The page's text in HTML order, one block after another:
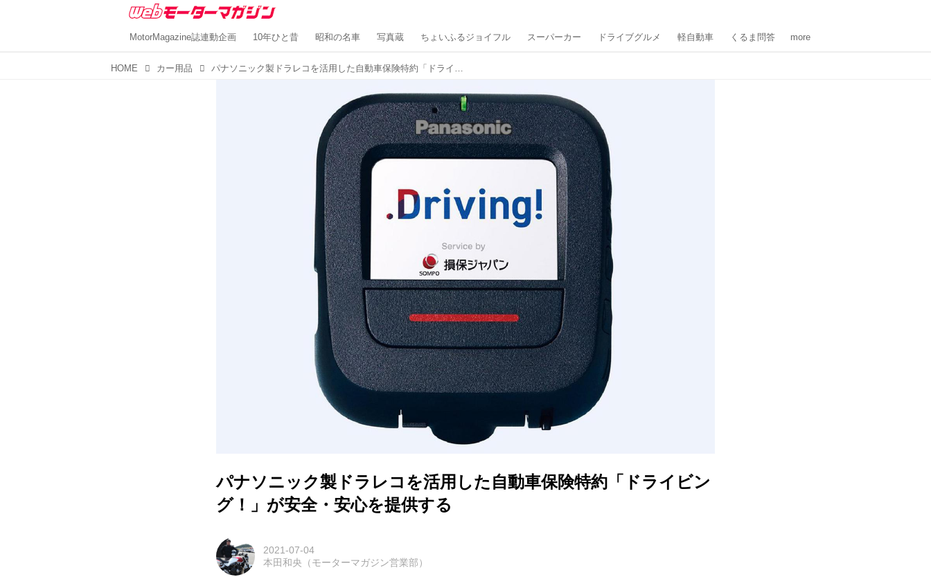
MotorMagazine誌連動企画 10年ひと昔 昭和の名車 写真蔵 ちょいふるジョイフル スーパーカー ドライブグルメ 軽自動車 くるま問答 more
HOME カー用品 パナソニック製ドラレコを活用した自動車保険特約「ドライビング！」が安全・安心を提供する
パナソニック製ドラレコを活用した自動車保険特約「ドライビン
グ！」が安全・安心を提供する
2021-07-04
本田和央（モーターマガジン営業部）